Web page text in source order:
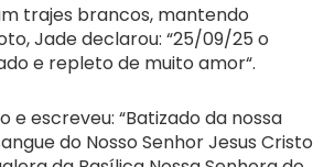
trajes brancos, mantendo
Jade declarou: “25/09/25 o
e repleto de muito amor“.
escreveu: “Batizado da nossa
do Nosso Senhor Jesus Cristo